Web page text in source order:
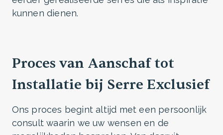
kunnen dienen.
Proces van Aanschaf tot
Installatie bij Serre Exclusief
Ons proces begint altijd met een persoonlijk
consult waarin we uw wensen en de